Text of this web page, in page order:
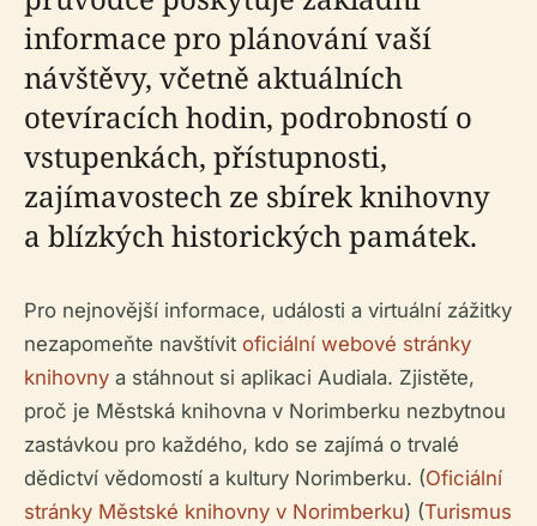
informace pro plánování vaší
návštěvy, včetně aktuálních
otevíracích hodin, podrobností o
vstupenkách, přístupnosti,
zajímavostech ze sbírek knihovny
a blízkých historických památek.
Pro nejnovější informace, události a virtuální zážitky
nezapomeňte navštívit oficiální webové stránky
knihovny a stáhnout si aplikaci Audiala. Zjistěte,
proč je Městská knihovna v Norimberku nezbytnou
zastávkou pro každého, kdo se zajímá o trvalé
dědictví vědomostí a kultury Norimberku. (Oficiální
stránky Městské knihovny v Norimberku) (Turismus